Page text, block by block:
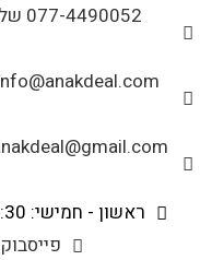
ראשון - חמישי: 9:30 - 20:00
פייסבוק